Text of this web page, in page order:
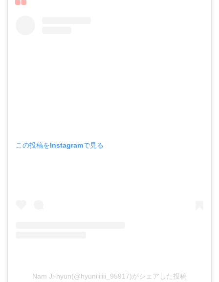
この投稿をInstagramで見る
Nam Ji-hyun(@hyuniiiiiii_95917)がシェアした投稿